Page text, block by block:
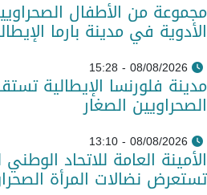
مجموعة من الأطفال
الأدوية في مدينة بارما
08/08/2026 - 15:28
مدينة فلورنسا الإيطالية
الصحراويين الصغار
08/08/2026 - 13:10
الأمينة العامة للاتحاد
تستعرض نضالات المرأة